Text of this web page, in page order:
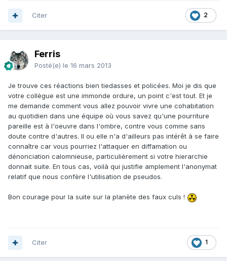
2
Citer
Ferris
Posté(e) le 16 mars 2013
Je trouve ces réactions bien tiedasses et policées. Moi je dis que
votre collègue est une immonde ordure, un point c'est tout. Et je
me demande comment vous allez pouvoir vivre une cohabitation
au quotidien dans une équipe où vous savez qu'une pourriture
pareille est à l'oeuvre dans l'ombre, contre vous comme sans
doute contre d'autres. Il ou elle n'a d'ailleurs pas intérêt à se faire
connaître car vous pourriez l'attaquer en diffamation ou
dénonciation calomnieuse, particulièrement si votre hierarchie
donnait suite. En tous cas, voilà qui justifie amplement l'anonymat
relatif que nous confère l'utilisation de pseudos.
Bon courage pour la suite sur la planète des faux culs !
1
Citer